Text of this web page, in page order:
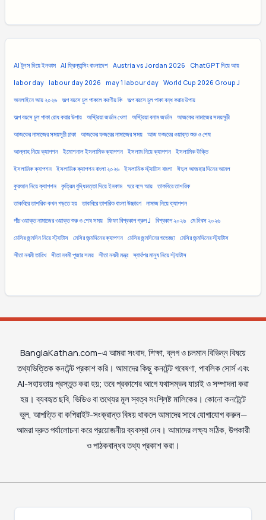
AI টুলস দিয়ে ইনকাম AI ফ্রিল্যান্সিং বাংলাদেশ Austria vs Jordan 2026 ChatGPT দিয়ে আয়
labor day labour day 2026 may 1 labour day World Cup 2026 Group J
অনলাইনে আয় ২০২৬ অল্প বয়সে চুল পাকলে করণীয় কি অল্প বয়সে চুল পাকা বন্ধ করার উপায়
অল্প বয়সে চুল পাকা রোধ করার উপায় অস্ট্রিয়া জর্ডান খেলা অস্ট্রিয়া বনাম জর্ডান আজকের নামাজের সময়সূচী
আজকের নামাজের সময়সূচী ঢাকা আজকের ফজরের নামাজের সময় আজ ফজরের ওয়াক্ত শুরু ও শেষ
আল্লাহ নিয়ে ক্যাপশন ইমোশনাল ইসলামিক ক্যাপশন ইসলাম নিয়ে ক্যাপশন ইসলামিক উক্তি
ইসলামিক ক্যাপশন ইসলামিক ক্যাপশন বাংলা ২০২৬ ইসলামিক স্ট্যাটাস বাংলা ঈদুল আজহার দিনের আমল
কুরআন নিয়ে ক্যাপশন কৃত্রিম বুদ্ধিমত্তা দিয়ে ইনকাম ঘরে বসে আয় তাকবিরে তাশরিক
তাকবিরে তাশরিক কখন পড়তে হয় তাকবিরে তাশরিক বাংলা উচ্চারণ নামাজ নিয়ে ক্যাপশন
পাঁচ ওয়াক্ত নামাজের ওয়াক্ত শুরু ও শেষ সময় ফিফা বিশ্বকাপ গ্রুপ J বিশ্বকাপ ২০২৬ মে দিবস ২০২৬
মেসির জন্মদিন নিয়ে স্ট্যাটাস মেসির জন্মদিনের ক্যাপশন মেসির জন্মদিনের শুভেচ্ছা মেসির জন্মদিনের স্ট্যাটাস
সীতা নবমী তারিখ সীতা নবমী পূজার সময় সীতা নবমী মন্ত্র স্বার্থপর মানুষ নিয়ে স্ট্যাটাস
BanglaKathan.com–এ আমরা সংবাদ, শিক্ষা, ব্লগ ও চলমান বিভিন্ন বিষয়ে
তথ্যভিত্তিক কনটেন্ট প্রকাশ করি। আমাদের কিছু কনটেন্ট গবেষণা, পাবলিক সোর্স এবং
AI-সহায়তায় প্রস্তুত করা হয়; তবে প্রকাশের আগে যথাসম্ভব যাচাই ও সম্পাদনা করা
হয়। ব্যবহৃত ছবি, ভিডিও বা তথ্যের মূল স্বত্ব সংশ্লিষ্ট মালিকের। কোনো কনটেন্টে
ভুল, আপত্তি বা কপিরাইট-সংক্রান্ত বিষয় থাকলে আমাদের সাথে যোগাযোগ করুন—
আমরা দ্রুত পর্যালোচনা করে প্রয়োজনীয় ব্যবস্থা নেব। আমাদের লক্ষ্য সঠিক, উপকারী
ও পাঠকবান্ধব তথ্য প্রকাশ করা।